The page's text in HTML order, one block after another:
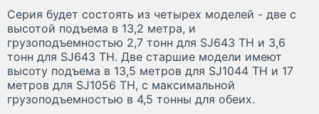
Серия будет состоять из четырех моделей - две с
высотой подъема в 13,2 метра, и
грузоподъемностью 2,7 тонн для SJ643 TH и 3,6
тонн для SJ643 TH. Две старшие модели имеют
высоту подъема в 13,5 метров для SJ1044 TH и 17
метров для SJ1056 TH, с максимальной
грузоподъемностью в 4,5 тонны для обеих.